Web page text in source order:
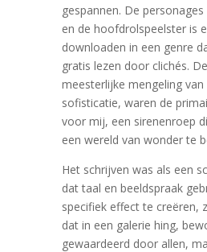
gespannen. De
en de hoofdrolspeelster is
downloaden in een genre
gratis lezen door clichés.
meesterlijke mengeling
sofisticatie, waren de
voor mij, een sirenenroep
een wereld van wonder te
Het schrijven was als een
dat taal en beeldspraak
specifiek effect te creëren,
dat in een galerie hing,
gewaardeerd door allen,